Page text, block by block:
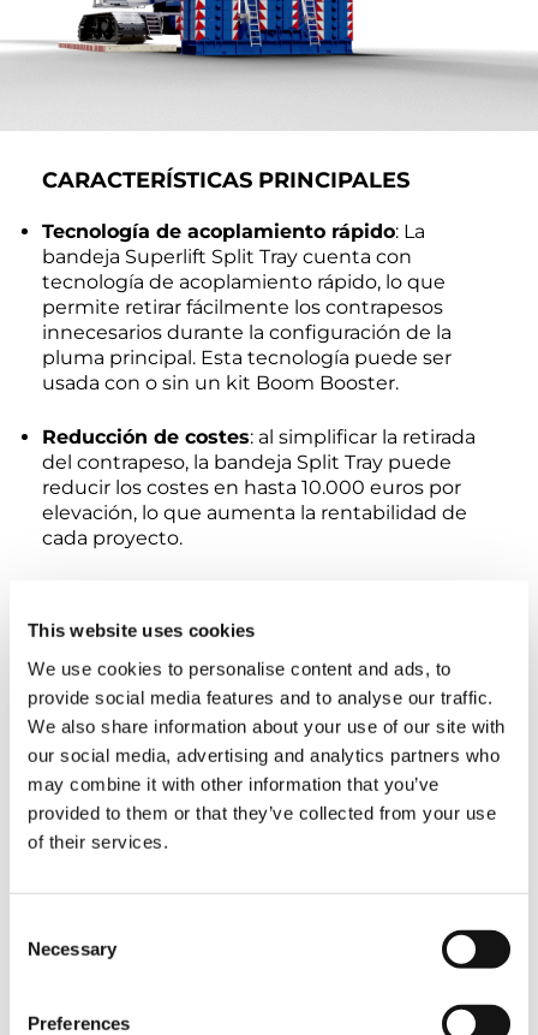
This website uses cookies
We use cookies to personalise content and ads, to
provide social media features and to analyse our traffic.
We also share information about your use of our site with
our social media, advertising and analytics partners who
may combine it with other information that you’ve
provided to them or that they’ve collected from your use
of their services.
Selection
Necessary
Preferences
CARACTERÍSTICAS PRINCIPALES
Tecnología de acoplamiento rápido: La
bandeja Superlift Split Tray cuenta con
tecnología de acoplamiento rápido, lo que
permite retirar fácilmente los contrapesos
innecesarios durante la configuración de la
pluma principal. Esta tecnología puede ser
usada con o sin un kit Boom Booster.
Reducción de costes: al simplificar la retirada
del contrapeso, la bandeja Split Tray puede
reducir los costes en hasta 10.000 euros por
elevación, lo que aumenta la rentabilidad de
cada proyecto.
tiempo de montaje, disminuye el personal
necesario y agiliza las operaciones al eliminar la
necesidad de una grúa auxiliar.
Compatibilidad con otras tecnologías:si bien
se encuentra disponible por separado, la
bandeja Split Tray funciona excepcionalmente
bien en combinación con la solución Flex
Frame, solo con las variantes Boom Booster,
ofreciendo mayor eficiencia y ahorro de costes.
sistema Split Tray y experimente las ventajas
de una mayor eficacia y una reducción de los